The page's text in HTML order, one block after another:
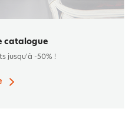
catalogue
jusqu'à -50% !